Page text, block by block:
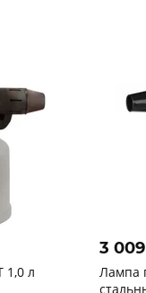
1,0 л
3
Лампа